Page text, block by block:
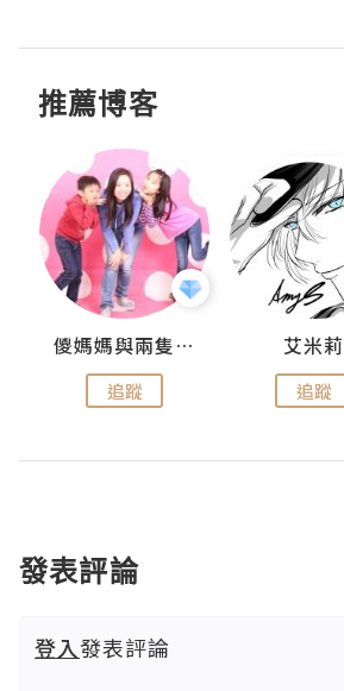
推薦博客
儍媽媽與兩隻小魔怪之家
追蹤
艾米莉
追蹤
發表評論
登入發表評論